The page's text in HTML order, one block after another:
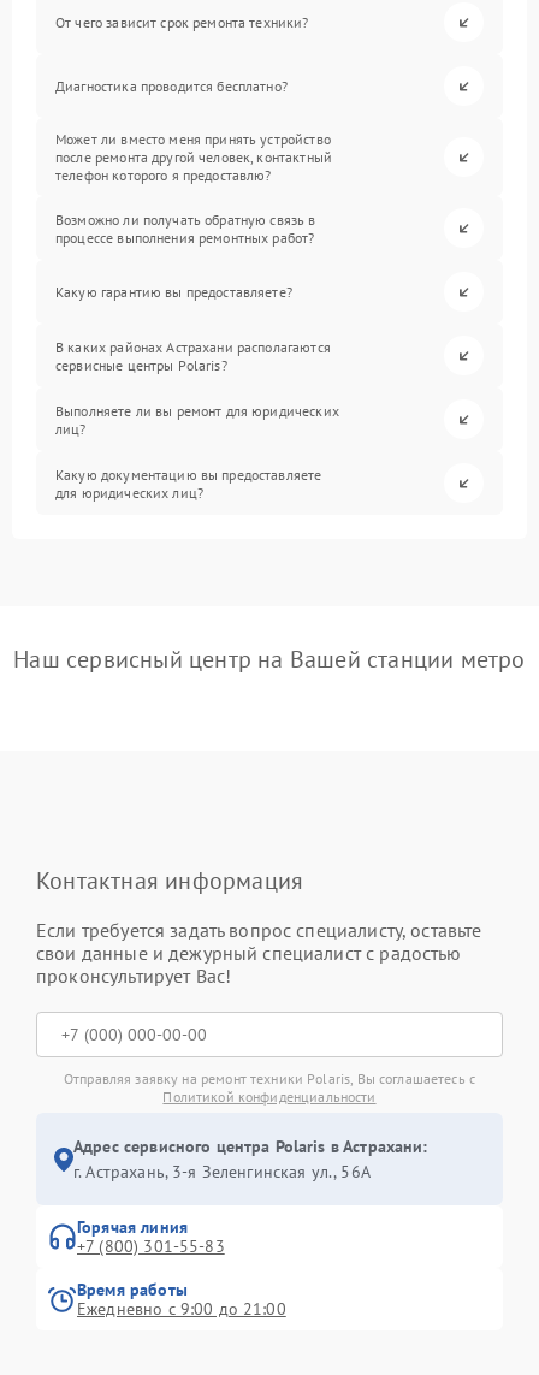
От чего зависит срок ремонта техники?
Диагностика проводится бесплатно?
Может ли вместо меня принять устройство
после ремонта другой человек, контактный
телефон которого я предоставлю?
Возможно ли получать обратную связь в
процессе выполнения ремонтных работ?
Какую гарантию вы предоставляете?
В каких районах Астрахани располагаются
сервисные центры Polaris?
Выполняете ли вы ремонт для юридических
лиц?
Какую документацию вы предоставляете
для юридических лиц?
Наш сервисный центр на Вашей станции метро
Контактная информация
Если требуется задать вопрос специалисту, оставьте
свои данные и дежурный специалист с радостью
проконсультирует Вас!
Отправляя заявку на ремонт техники Polaris, Вы соглашаетесь с
Политикой конфиденциальности
Адрес сервисного центра Polaris в Астрахани:
г. Астрахань, 3-я Зеленгинская ул., 56А
Горячая линия
+7 (800) 301-55-83
Время работы
Ежедневно с 9:00 до 21:00